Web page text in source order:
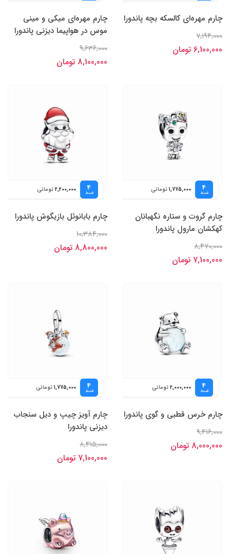
چارم مهره‌ای کالسکه بچه پاندورا
7,194,000
6,100,000 تومان
چارم مهره‌ای میکی و مینی
موس در هواپیما دیزنی پاندورا
9,636,000
8,100,000 تومان
4
قسط 1,775,000 تومانی
چارم گروت و ستاره نگهبانان
کهکشان مارول پاندورا
8,470,000
7,100,000 تومان
4
قسط 2,200,000 تومانی
چارم بابانوئل بازیگوش پاندورا
10,384,000
8,800,000 تومان
4
قسط 2,000,000 تومانی
چارم خرس قطبی و گوی پاندورا
9,416,000
8,000,000 تومان
4
قسط 1,775,000 تومانی
چارم آویز چیپ و دیل سنجاب
دیزنی پاندورا
8,415,000
7,100,000 تومان